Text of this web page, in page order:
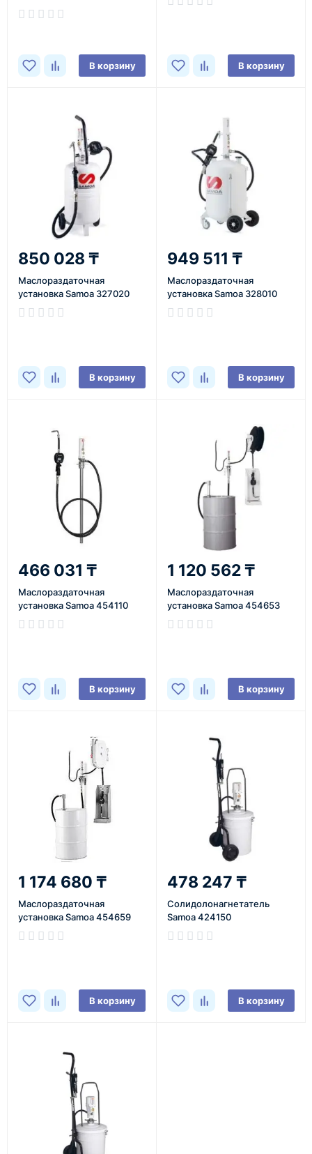
В корзину В корзину
850 028 ₸
Маслораздаточная
установка Samoa 327020
В корзину
949 511 ₸
Маслораздаточная
установка Samoa 328010
В корзину
466 031 ₸
Маслораздаточная
установка Samoa 454110
В корзину
1 120 562 ₸
Маслораздаточная
установка Samoa 454653
В корзину
1 174 680 ₸
Маслораздаточная
установка Samoa 454659
В корзину
478 247 ₸
Солидолонагнетатель
Samoa 424150
В корзину